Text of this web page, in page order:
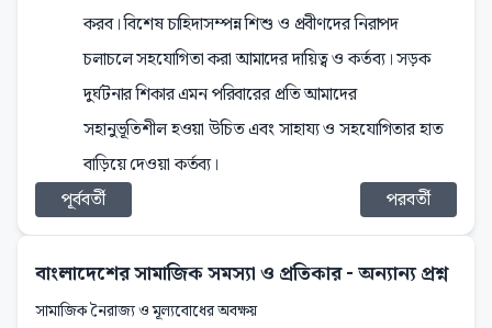
করব। বিশেষ চাহিদাসম্পন্ন শিশু ও প্রবীণদের নিরাপদ
চলাচলে সহযোগিতা করা আমাদের দায়িত্ব ও কর্তব্য। সড়ক
দুর্ঘটনার শিকার এমন পরিবারের প্রতি আমাদের
সহানুভূতিশীল হওয়া উচিত এবং সাহায্য ও সহযোগিতার হাত
বাড়িয়ে দেওয়া কর্তব্য।
পূর্ববর্তী
পরবর্তী
বাংলাদেশের সামাজিক সমস্যা ও প্রতিকার- অন্যান্য প্রশ্ন
সামাজিক নৈরাজ্য ও মূল্যবোধের অবক্ষয়